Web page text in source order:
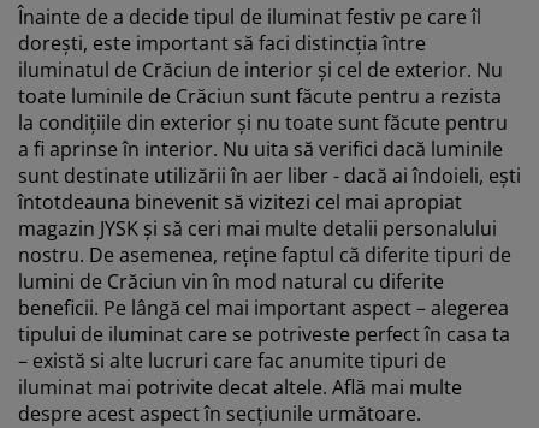
Înainte de a decide tipul de iluminat festiv pe care îl
dorești, este important să faci distincția între
iluminatul de Crăciun de interior și cel de exterior. Nu
toate luminile de Crăciun sunt făcute pentru a rezista
la condițiile din exterior și nu toate sunt făcute pentru
a fi aprinse în interior. Nu uita să verifici dacă luminile
sunt destinate utilizării în aer liber - dacă ai îndoieli, ești
întotdeauna binevenit să vizitezi cel mai apropiat
magazin JYSK și să ceri mai multe detalii personalului
nostru. De asemenea, reține faptul că diferite tipuri de
lumini de Crăciun vin în mod natural cu diferite
beneficii. Pe lângă cel mai important aspect – alegerea
tipului de iluminat care se potriveste perfect în casa ta
– există si alte lucruri care fac anumite tipuri de
iluminat mai potrivite decat altele. Află mai multe
despre acest aspect în secțiunile următoare.